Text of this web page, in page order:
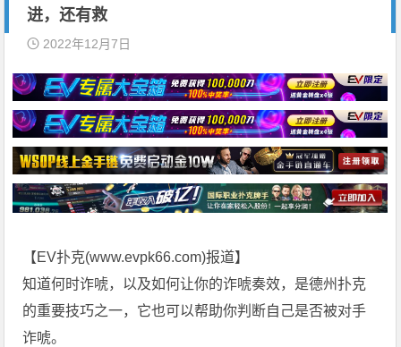
进，还有救
2022年12月7日
【EV扑克(www.evpk66.com)报道】
知道何时诈唬，以及如何让你的诈唬奏效，是德州扑克
的重要技巧之一，它也可以帮助你判断自己是否被对手
诈唬。